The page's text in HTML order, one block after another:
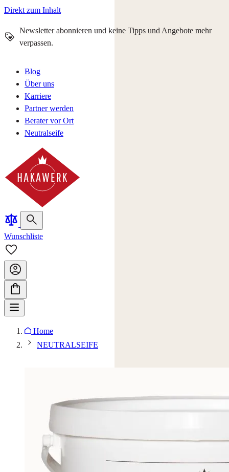
Direkt zum Inhalt
Newsletter abonnieren und keine Tipps und Angebote mehr
verpassen.
Blog
Über uns
Karriere
Partner werden
Berater vor Ort
Neutralseife
Wunschliste
Home
NEUTRALSEIFE